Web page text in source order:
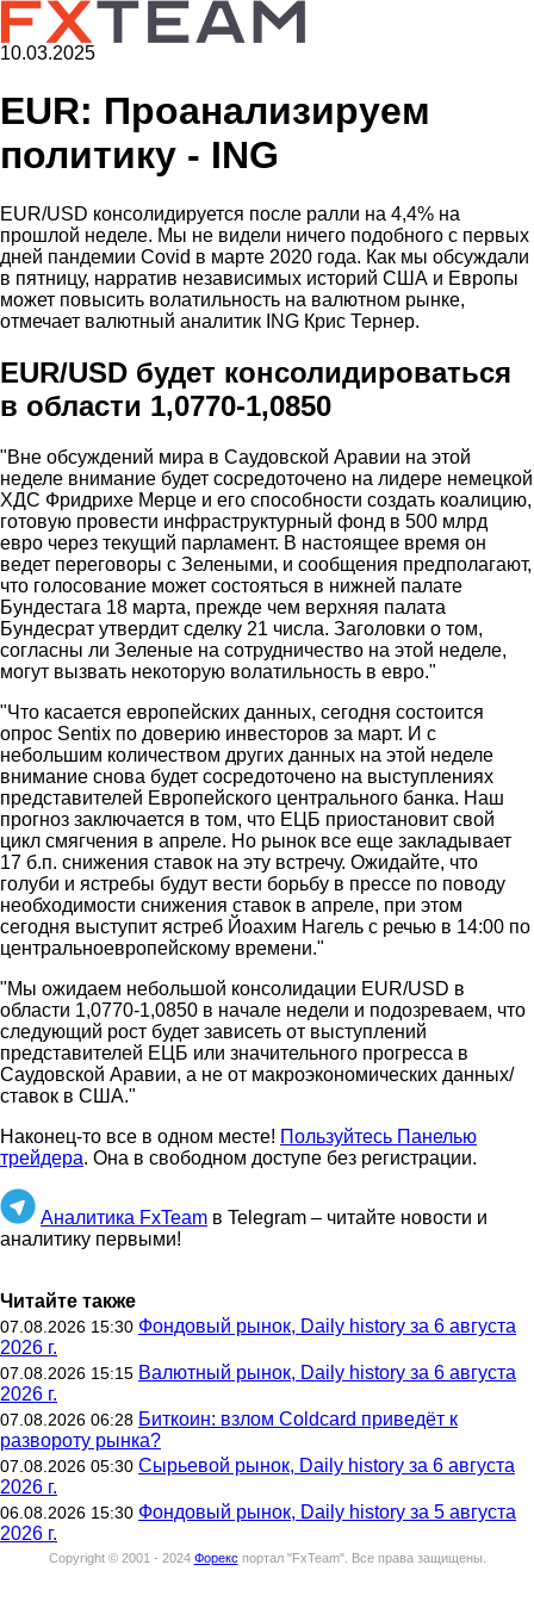
10.03.2025
EUR: Проанализируем
политику - ING
EUR/USD консолидируется после ралли на 4,4% на
прошлой неделе. Мы не видели ничего подобного с первых
дней пандемии Covid в марте 2020 года. Как мы обсуждали
в пятницу, нарратив независимых историй США и Европы
может повысить волатильность на валютном рынке,
отмечает валютный аналитик ING Крис Тернер.
EUR/USD будет консолидироваться
в области 1,0770-1,0850
"Вне обсуждений мира в Саудовской Аравии на этой
неделе внимание будет сосредоточено на лидере немецкой
ХДС Фридрихе Мерце и его способности создать коалицию,
готовую провести инфраструктурный фонд в 500 млрд
евро через текущий парламент. В настоящее время он
ведет переговоры с Зелеными, и сообщения предполагают,
что голосование может состояться в нижней палате
Бундестага 18 марта, прежде чем верхняя палата
Бундесрат утвердит сделку 21 числа. Заголовки о том,
согласны ли Зеленые на сотрудничество на этой неделе,
могут вызвать некоторую волатильность в евро."
"Что касается европейских данных, сегодня состоится
опрос Sentix по доверию инвесторов за март. И с
небольшим количеством других данных на этой неделе
внимание снова будет сосредоточено на выступлениях
представителей Европейского центрального банка. Наш
прогноз заключается в том, что ЕЦБ приостановит свой
цикл смягчения в апреле. Но рынок все еще закладывает
17 б.п. снижения ставок на эту встречу. Ожидайте, что
голуби и ястребы будут вести борьбу в прессе по поводу
необходимости снижения ставок в апреле, при этом
сегодня выступит ястреб Йоахим Нагель с речью в 14:00 по
центральноевропейскому времени."
"Мы ожидаем небольшой консолидации EUR/USD в
области 1,0770-1,0850 в начале недели и подозреваем, что
следующий рост будет зависеть от выступлений
представителей ЕЦБ или значительного прогресса в
Саудовской Аравии, а не от макроэкономических данных/
ставок в США."
Наконец-то все в одном месте! Пользуйтесь Панелью
трейдера. Она в свободном доступе без регистрации.
Аналитика FxTeam в Telegram – читайте новости и
аналитику первыми!
Читайте также
07.08.2026 15:30 Фондовый рынок, Daily history за 6 августа
2026 г.
07.08.2026 15:15 Валютный рынок, Daily history за 6 августа
2026 г.
07.08.2026 06:28 Биткоин: взлом Coldcard приведёт к
развороту рынка?
07.08.2026 05:30 Сырьевой рынок, Daily history за 6 августа
2026 г.
06.08.2026 15:30 Фондовый рынок, Daily history за 5 августа
2026 г.
Copyright © 2001 - 2024 Форекс портал "FxTeam". Все права защищены.